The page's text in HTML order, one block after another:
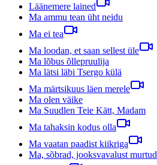
Läänemere lained
Ma ammu tean üht neidu
Ma ei tea
Ma loodan, et saan sellest üle
Ma lõbus õllepruulija
Ma lätsi läbi Tsergo külä
Ma märtsikuus läen merele
Ma olen väike
Ma Suudlen Teie Kätt, Madam
Ma tahaksin kodus olla
Ma vaatan paadist kiikriga
Ma, sõbrad, jooksvavalust murtud